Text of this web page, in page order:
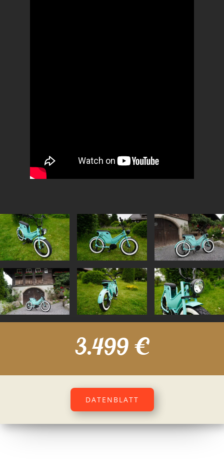
3.499 €
DATENBLATT